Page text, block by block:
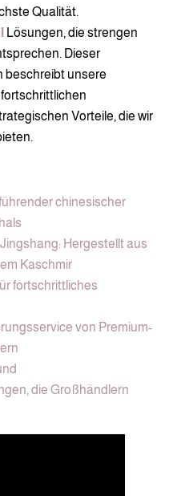
Qualität.
Lösungen, die strengen
Dieser
beschreibt unsere
Vorteile, die wir
chinesischer
Hergestellt aus
Kaschmir
fortschrittliches
von Premium-
die Großhändlern